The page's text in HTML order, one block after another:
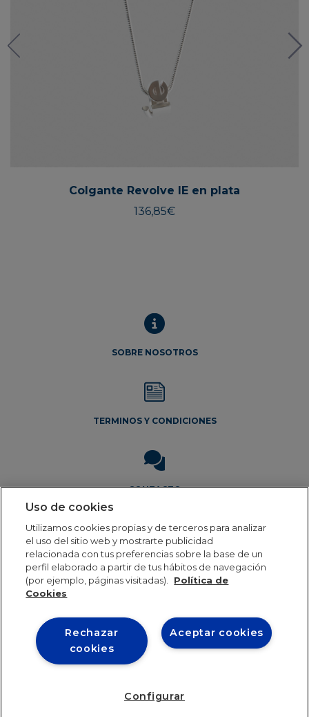
Colgante Revolve IE en plata
136,85€
SOBRE NOSOTROS
TERMINOS Y CONDICIONES
CONTACTO
Aviso Legal Política de privacidad Política de cookies
Our online order processing is temporarily paused
during the holiday period. Orders will resume shipping in
support. We look forward to serving you soon!
Uso de cookies
Utilizamos cookies propias y de terceros para analizar
el uso del sitio web y mostrarte publicidad
relacionada con tus preferencias sobre la base de un
perfil elaborado a partir de tus hábitos de navegación
(por ejemplo, páginas visitadas).
Política de
Cookies
Aceptar cookies
Rechazar
cookies
Configurar